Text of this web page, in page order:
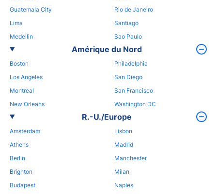
Guatemala City
Lima
Medellin
Rio de Janeiro
Santiago
Sao Paulo
Amérique du Nord
Boston
Los Angeles
Montreal
New Orleans
Philadelphia
San Diego
San Francisco
Washington DC
R.-U./Europe
Amsterdam
Athens
Berlin
Brighton
Budapest
Lisbon
Madrid
Manchester
Milan
Naples